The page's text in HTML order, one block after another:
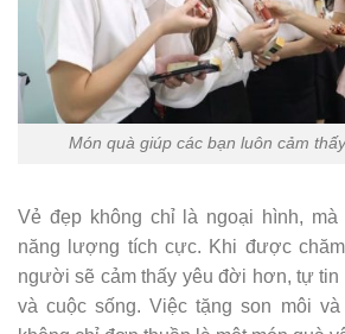
Món quà giúp các bạn luôn cảm
Vẻ đẹp không chỉ là ngoại hình,
năng lượng tích cực. Khi được
người sẽ cảm thấy yêu đời hơn, tự tin
và cuộc sống. Việc tặng son môi